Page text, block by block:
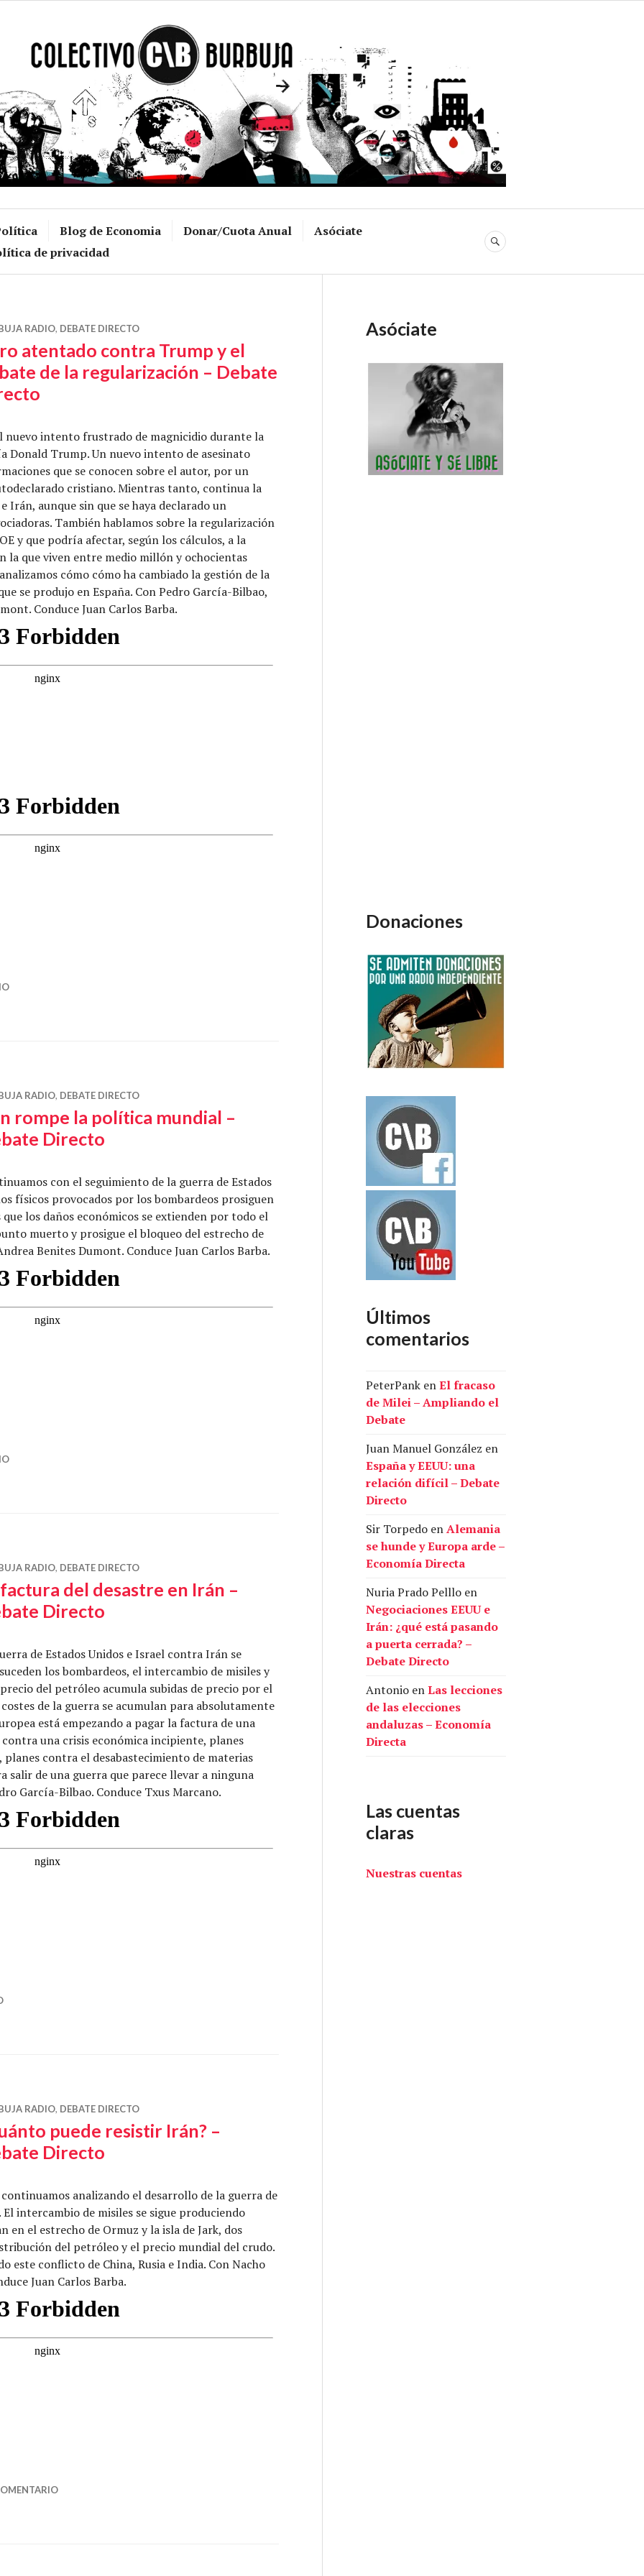
Blog de Economia Donar/Cuota Anual
Asóciate
de privacidad
BUSCAR
RADIO, DEBATE DIRECTO
atentado contra Trump y el
de la regularización – Debate
nuevo intento frustrado de magnicidio durante la
Donald Trump. Un nuevo intento de asesinato
que se conocen sobre el autor, por un
cristiano. Mientras tanto, continua la
Irán, aunque sin que se haya declarado un
También hablamos sobre la regularización
y que podría afectar, según los cálculos, a la
que viven entre medio millón y ochocientas
cómo cómo ha cambiado la gestión de la
se produjo en España. Con Pedro García-Bilbao,
Conduce Juan Carlos Barba.
Trump y el debate de la regularización – Debate Directo»
RADIO, DEBATE DIRECTO
rompe la política mundial –
Directo
con el seguimiento de la guerra de Estados
físicos provocados por los bombardeos prosiguen
los daños económicos se extienden por todo el
muerto y prosigue el bloqueo del estrecho de
Benites Dumont. Conduce Juan Carlos Barba.
mundial – Debate Directo»
RADIO, DEBATE DIRECTO
del desastre en Irán –
Directo
de Estados Unidos e Israel contra Irán se
los bombardeos, el intercambio de misiles y
del petróleo acumula subidas de precio por el
de la guerra se acumulan para absolutamente
está empezando a pagar la factura de una
una crisis económica incipiente, planes
contra el desabastecimiento de materias
salir de una guerra que parece llevar a ninguna
García-Bilbao. Conduce Txus Marcano.
en Irán – Debate Directo»
RADIO, DEBATE DIRECTO
puede resistir Irán? –
Directo
analizando el desarrollo de la guerra de
intercambio de misiles se sigue produciendo
en el estrecho de Ormuz y la isla de Jark, dos
del petróleo y el precio mundial del crudo.
este conflicto de China, Rusia e India. Con Nacho
Juan Carlos Barba.
Irán? – Debate Directo»
Asóciate
Donaciones
Últimos
comentarios
PeterPank enEl fracaso
de Milei – Ampliando el
Debate
Juan Manuel González en
España y EEUU: una
relación difícil – Debate
Directo
Sir Torpedo enAlemania
se hunde y Europa arde –
Economía Directa
Nuria Prado Pelllo en
Negociaciones EEUU e
Irán: ¿qué está pasando
a puerta cerrada? –
Debate Directo
Antonio enLas lecciones
de las elecciones
andaluzas – Economía
Directa
Las cuentas
claras
Nuestras cuentas